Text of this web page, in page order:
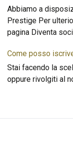
Abbiamo a
Prestige Per
pagina Diventa
Come posso
Stai facendo la
oppure rivolgiti al